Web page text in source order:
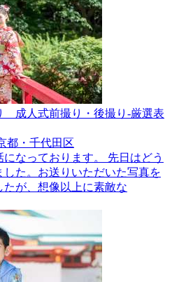
成人式前撮り・後撮り-厳選表
都・千代田区
になっております。 先日はどう
した。お送りいただいた写真を
が、想像以上に素敵な